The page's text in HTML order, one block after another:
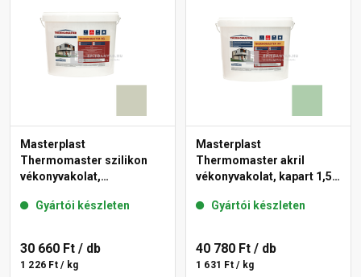
Masterplast
Thermomaster szilikon
vékonyvakolat,
42-D 25 kg
Gyártói készleten
30 660 Ft / db
1 226 Ft / kg
Masterplast
Thermomaster akril
vékonyvakolat, kapart 1,5
Gyártói készleten
40 780 Ft / db
1 631 Ft / kg